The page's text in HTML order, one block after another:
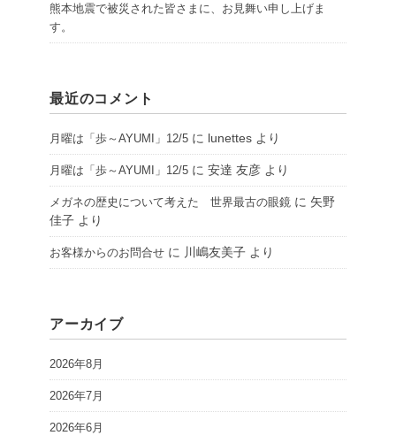
熊本地震で被災された皆さまに、お見舞い申し上げま
す。
最近のコメント
月曜は「歩～AYUMI」12/5 に lunettes より
月曜は「歩～AYUMI」12/5 に 安達 友彦 より
メガネの歴史について考えた 世界最古の眼鏡 に 矢野
佳子 より
お客様からのお問合せ に 川嶋友美子 より
アーカイブ
2026年8月
2026年7月
2026年6月